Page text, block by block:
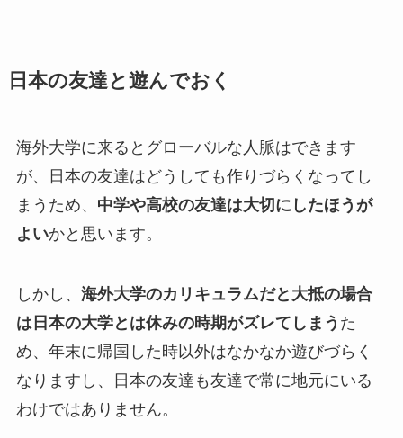
日本の友達と遊んでおく
海外大学に来るとグローバルな人脈はできます
が、日本の友達はどうしても作りづらくなってし
まうため、 中学や高校の友達は大切にしたほうが
よいかと思います。
しかし、 海外大学のカリキュラムだと大抵の場合
は日本の大学とは休みの時期がズレてしまう た
め、年末に帰国した時以外はなかなか遊びづらく
なりますし、日本の友達も友達で常に地元にいる
わけではありません。